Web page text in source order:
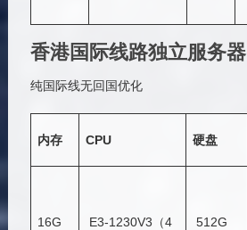
香港国际线路独立服务器
纯国际线无回国优化
内存 CPU 硬盘
16G
E3-1230V3（4
512G